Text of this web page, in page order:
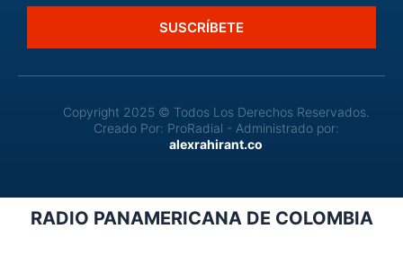
SUSCRÍBETE
Copyright 2025 © Todos Los Derechos Reservados.
Creado Por: ProRadial - Administrado por:
alexrahirant.co
RADIO PANAMERICANA DE COLOMBIA